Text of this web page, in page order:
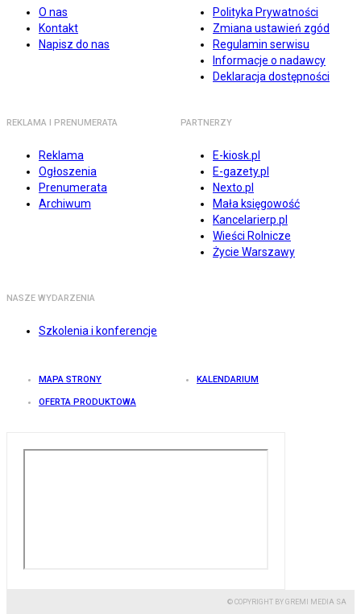
O nas
Kontakt
Napisz do nas
Polityka Prywatności
Zmiana ustawień zgód
Regulamin serwisu
Informacje o nadawcy
Deklaracja dostępności
REKLAMA I PRENUMERATA
Reklama
Ogłoszenia
Prenumerata
Archiwum
PARTNERZY
E-kiosk.pl
E-gazety.pl
Nexto.pl
Mała księgowość
Kancelarierp.pl
Wieści Rolnicze
Życie Warszawy
NASZE WYDARZENIA
Szkolenia i konferencje
MAPA STRONY KALENDARIUM
OFERTA PRODUKTOWA
© COPYRIGHT BY GREMI MEDIA SA